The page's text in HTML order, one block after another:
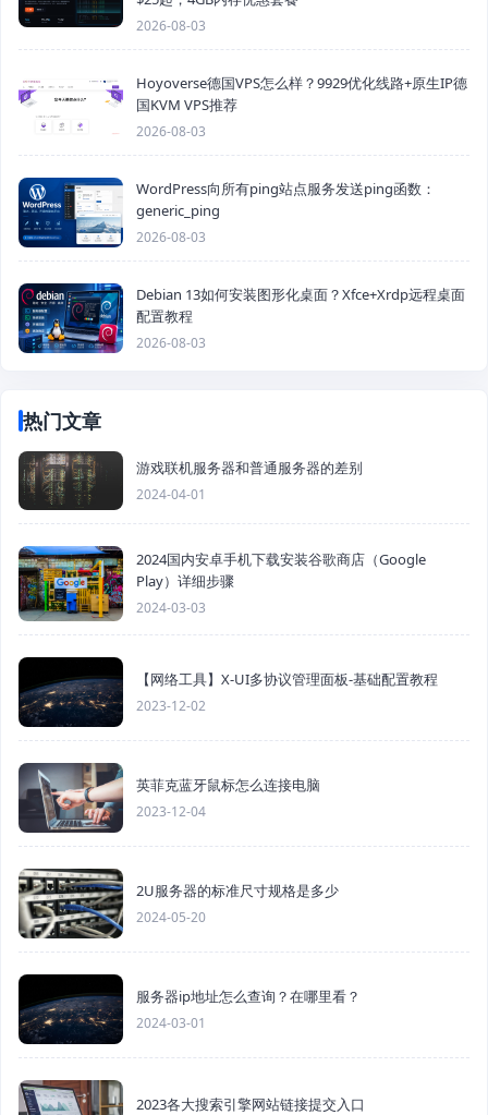
2026-08-03
Hoyoverse德国VPS怎么样？9929优化线路+原生IP德
国KVM VPS推荐
2026-08-03
WordPress向所有ping站点服务发送ping函数：
generic_ping
2026-08-03
Debian 13如何安装图形化桌面？Xfce+Xrdp远程桌面
配置教程
2026-08-03
热门文章
游戏联机服务器和普通服务器的差别
2024-04-01
2024国内安卓手机下载安装谷歌商店（Google
Play）详细步骤
2024-03-03
【网络工具】X-UI多协议管理面板-基础配置教程
2023-12-02
英菲克蓝牙鼠标怎么连接电脑
2023-12-04
2U服务器的标准尺寸规格是多少
2024-05-20
服务器ip地址怎么查询？在哪里看？
2024-03-01
2023各大搜索引擎网站链接提交入口